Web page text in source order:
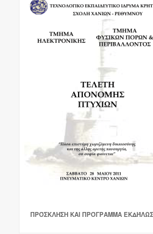
ΠΡΌΣΚΛΗΣΗ ΚΑΙ ΠΡΌΓΡΑΜΜΑ